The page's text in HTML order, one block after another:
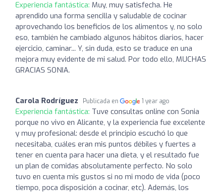
Experiencia fantástica: Muy, muy satisfecha. He
aprendido una forma sencilla y saludable de cocinar
aprovechando los beneficios de los alimentos y, no solo
eso, también he cambiado algunos hábitos diarios, hacer
ejercicio, caminar... Y, sin duda, esto se traduce en una
mejora muy evidente de mi salud. Por todo ello, MUCHAS
GRACIAS SONIA.
Carola Rodríguez Publicada en 1 year ago
Experiencia fantástica: Tuve consultas online con Sonia
porque no vivo en Alicante, y la experiencia fue excelente
y muy profesional: desde el principio escuchó lo que
necesitaba, cuáles eran mis puntos débiles y fuertes a
tener en cuenta para hacer una dieta, y el resultado fue
un plan de comidas absolutamente perfecto. No solo
tuvo en cuenta mis gustos si no mi modo de vida (poco
tiempo, poca disposición a cocinar, etc). Además, los